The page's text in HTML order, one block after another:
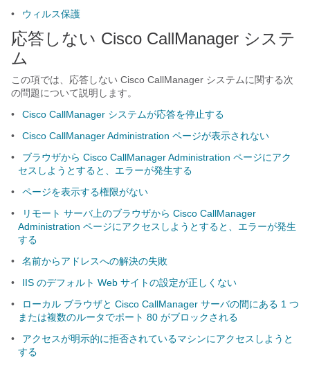
•
ウィルス保護
応答しない Cisco CallManager システ
ム
この項では、応答しない Cisco CallManager システムに関する次
の問題について説明します。
•
Cisco CallManager システムが応答を停止する
•
Cisco CallManager Administration ページが表示されない
•
ブラウザから Cisco CallManager Administration ページにアク
セスしようとすると、エラーが発生する
•
ページを表示する権限がない
•
リモート サーバ上のブラウザから Cisco CallManager
Administration ページにアクセスしようとすると、エラーが発生
する
•
名前からアドレスへの解決の失敗
•
IIS のデフォルト Web サイトの設定が正しくない
•
ローカル ブラウザと Cisco CallManager サーバの間にある 1 つ
または複数のルータでポート 80 がブロックされる
•
アクセスが明示的に拒否されているマシンにアクセスしようと
する